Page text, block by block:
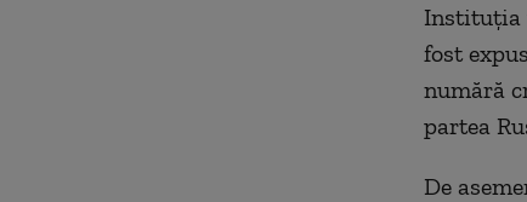
Instituția
fost
numără
partea
De